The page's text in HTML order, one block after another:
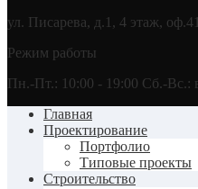
ул. Писарева, д.1, 4 этаж,
Режим работы
Пн.-Пт.: 10:00 - 19:00 Сб.-Вс.:
Главная
Проектирование
Портфолио
Типовые проекты
Строительство